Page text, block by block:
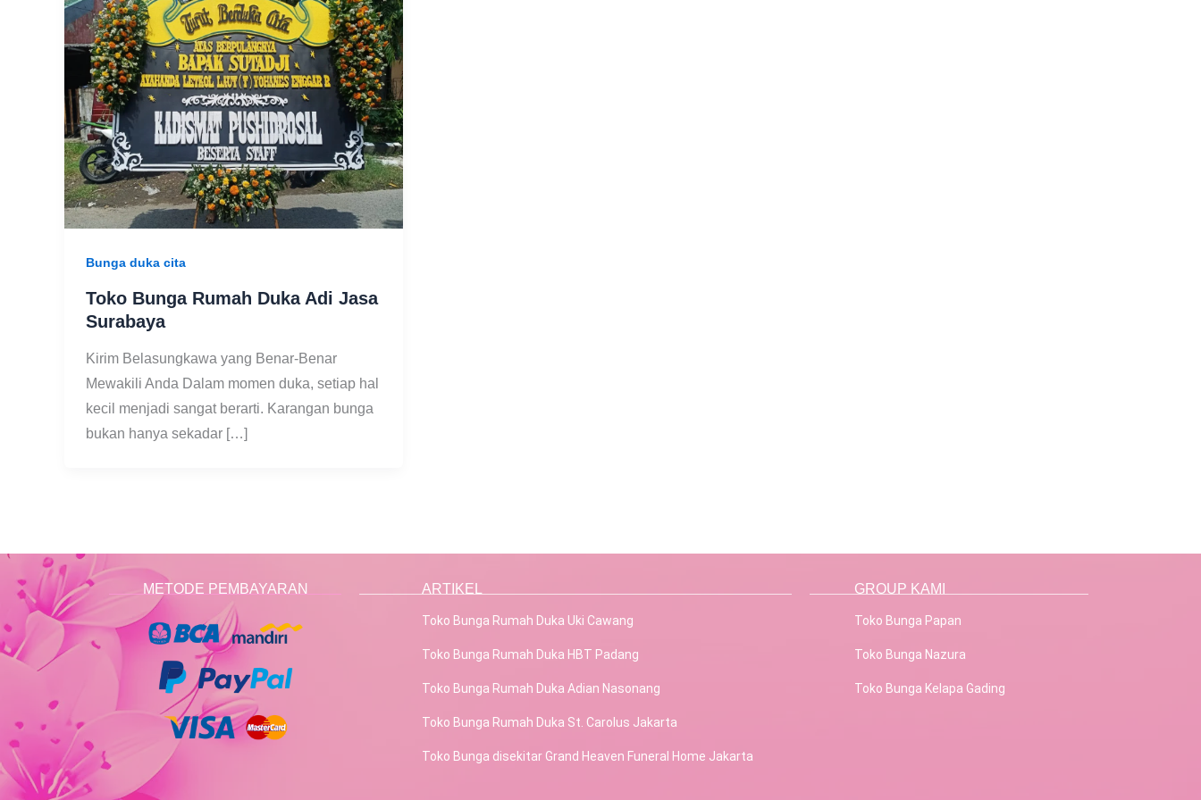
Bunga duka cita
Toko Bunga Rumah Duka Adi Jasa
Surabaya
Kirim Belasungkawa yang Benar-Benar
Mewakili Anda Dalam momen duka, setiap hal
kecil menjadi sangat berarti. Karangan bunga
bukan hanya sekadar […]
METODE PEMBAYARAN ARTIKEL
Toko Bunga Rumah Duka Uki Cawang
Toko Bunga Rumah Duka HBT Padang
Toko Bunga Rumah Duka Adian Nasonang
Toko Bunga Rumah Duka St. Carolus Jakarta
Toko Bunga disekitar Grand Heaven Funeral Home Jakarta
GROUP KAMI
Toko Bunga Papan
Toko Bunga Nazura
Toko Bunga Kelapa Gading